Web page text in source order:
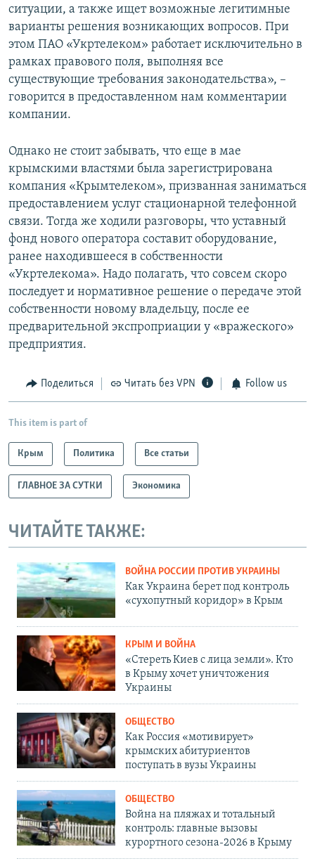
ситуации, а также ищет возможные легитимные
варианты решения возникающих вопросов. При
этом ПАО «Укртелеком» работает исключительно в
рамках правового поля, выполняя все
существующие требования законодательства», –
говорится в предоставленном нам комментарии
компании.
Однако не стоит забывать, что еще в мае
крымскими властями была зарегистрирована
компания «Крымтелеком», призванная заниматься
предоставлением услуг стационарной телефонной
связи. Тогда же ходили разговоры, что уставный
фонд нового оператора составит оборудование,
ранее находившееся в собственности
«Укртелекома». Надо полагать, что совсем скоро
последует и нормативное решение о передаче этой
собственности новому владельцу, после ее
предварительной экспроприации у «вражеского»
предприятия.
Поделиться Читать без VPN Follow us
This item is part of
Крым Политика Все статьи
ГЛАВНОЕ ЗА СУТКИ Экономика
ЧИТАЙТЕ ТАКЖЕ:
ВОЙНА РОССИИ ПРОТИВ УКРАИНЫ
Как Украина берет под контроль
«сухопутный коридор» в Крым
КРЫМ И ВОЙНА
«Стереть Киев с лица земли». Кто
в Крыму хочет уничтожения
Украины
ОБЩЕСТВО
Как Россия «мотивирует»
крымских абитуриентов
поступать в вузы Украины
ОБЩЕСТВО
Война на пляжах и тотальный
контроль: главные вызовы
курортного сезона-2026 в Крыму